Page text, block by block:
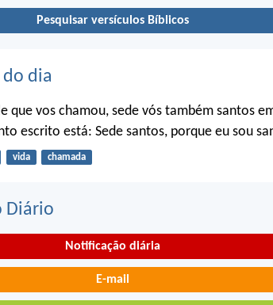
Pesquisar versículos Bíblicos
dia
que vos chamou, sede vós também santos
escrito está: Sede santos, porque eu sou
vida chamada
Diário
Notificação diária
E-mail